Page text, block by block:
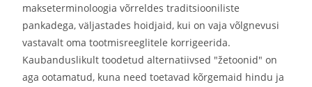
makseterminoloogia võrreldes traditsiooniliste
pankadega, väljastades hoidjaid, kui on vaja võlgnevusi
vastavalt oma tootmisreeglitele korrigeerida.
Kaubanduslikult toodetud alternatiivsed "žetoonid" on
aga ootamatud, kuna need toetavad kõrgemaid hindu ja